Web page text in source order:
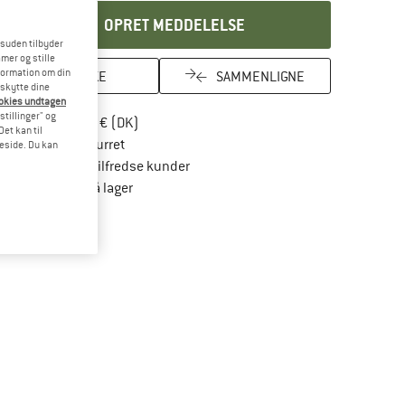
OPRET MEDDELELSE
HUSKE SAMMENLIGNE
Portofri fra 69 € (DK)
100 dages returretGå til returretten her Åbnes i en infoboks
> 4.000.000 tilfredse kunder
Alle artikler på lager
tilbyder
og stille
om din
dine
undtagen
og
kan til
Du kan